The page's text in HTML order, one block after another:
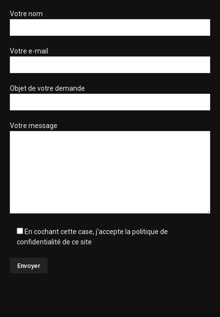
Votre nom
Votre e-mail
Objet de votre demande
Votre message
En cochant cette case, j'accepte la politique de
confidentialité de ce site